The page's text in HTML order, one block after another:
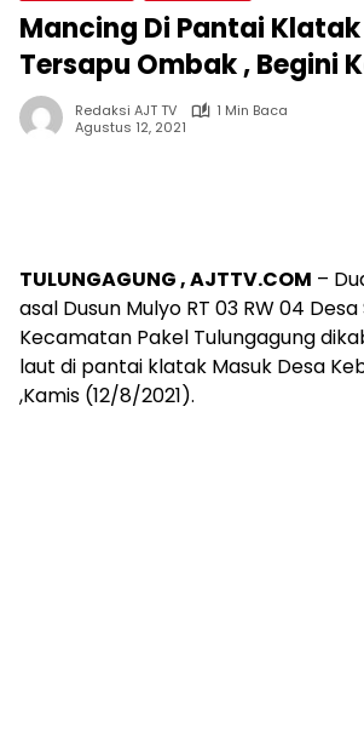
Mancing Di Pantai
Tersapu Ombak , Begini
Redaksi AJT TV
1 Min Baca
Agustus 12, 2021
TULUNGAGUNG , AJTTV.COM –
asal Dusun Mulyo RT 03 RW 04
Kecamatan Pakel Tulungagung
laut di pantai klatak Masuk Desa
,Kamis (12/8/2021).